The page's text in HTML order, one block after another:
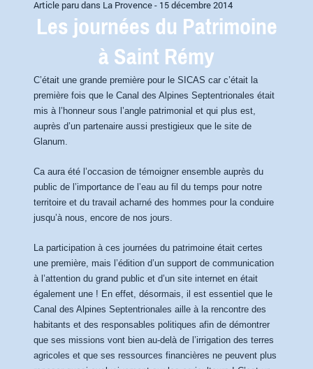
Article paru dans La Provence - 15 décembre 2014
Les journées du Patrimoine
à Saint Rémy
C’était une grande première pour le SICAS car c’était la
première fois que le Canal des Alpines Septentrionales était
mis à l’honneur sous l’angle patrimonial et qui plus est,
auprès d’un partenaire aussi prestigieux que le site de
Glanum.
Ca aura été l’occasion de témoigner ensemble auprès du
public de l’importance de l’eau au fil du temps pour notre
territoire et du travail acharné des hommes pour la conduire
jusqu’à nous, encore de nos jours.
La participation à ces journées du patrimoine était certes
une première, mais l’édition d’un support de communication
à l’attention du grand public et d’un site internet en était
également une ! En effet, désormais, il est essentiel que le
Canal des Alpines Septentrionales aille à la rencontre des
habitants et des responsables politiques afin de démontrer
que ses missions vont bien au-delà de l’irrigation des terres
agricoles et que ses ressources financières ne peuvent plus